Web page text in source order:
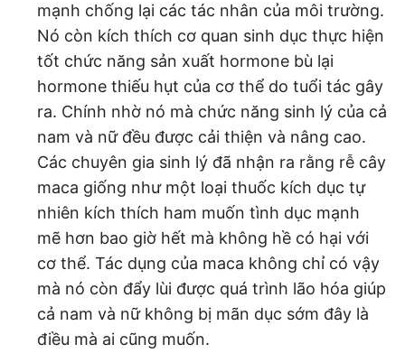
mạnh chống lại các tác nhân của môi trường.
Nó còn kích thích cơ quan sinh dục thực hiện
tốt chức năng sản xuất hormone bù lại
hormone thiếu hụt của cơ thể do tuổi tác gây
ra. Chính nhờ nó mà chức năng sinh lý của cả
nam và nữ đều được cải thiện và nâng cao.
Các chuyên gia sinh lý đã nhận ra rằng rễ cây
maca giống như một loại thuốc kích dục tự
nhiên kích thích ham muốn tình dục mạnh
mẽ hơn bao giờ hết mà không hề có hại với
cơ thể. Tác dụng của maca không chỉ có vậy
mà nó còn đẩy lùi được quá trình lão hóa giúp
cả nam và nữ không bị mãn dục sớm đây là
điều mà ai cũng muốn.